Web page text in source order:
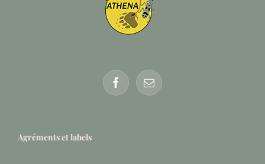
Agréments et labels